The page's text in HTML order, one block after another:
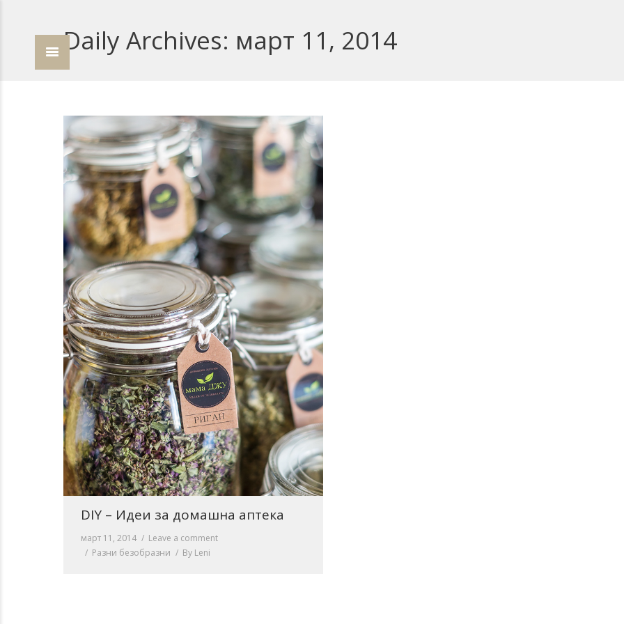
Daily Archives: март 11, 2014
DIY – Идеи за домашна аптека
март 11, 2014
Leave a comment
Разни безобразни
By Leni